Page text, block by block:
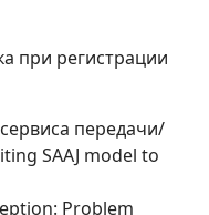
при регистрации
передачи/
SAAJ model to
Problem